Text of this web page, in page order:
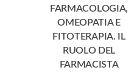
FARMACOLOGIA,
OMEOPATIA E
FITOTERAPIA. IL
RUOLO DEL
FARMACISTA